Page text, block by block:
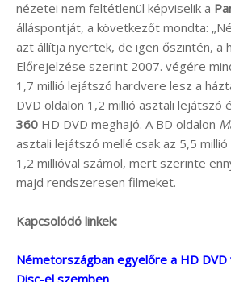
nézetei nem feltétlenül képviselik a
álláspontját, a következőt mondta:
azt állítja nyertek, de igen őszintén, a
Előrejelzése szerint 2007. végére
1,7 millió lejátszó hardvere lesz a
DVD oldalon 1,2 millió asztali lejátszó
360 HD DVD meghajó. A BD oldalon
asztali lejátszó mellé csak az 5,5 millió
1,2 millióval számol, mert szerinte
majd rendszeresen filmeket.
Kapcsolódó linkek:
Németországban egyelőre a HD
Disc-el szemben